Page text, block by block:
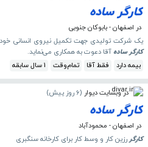
کارگر ساده
در اصفهان - بابوکان جنوبی
یک شرکت تولیدی جهت تکمیل نیروی انسانی
کارگر سادهآقا دعوت به همکاری می‌نماید.
بیمه دارد
فقط آقا تمام‌وقت 1 سال سابقه
در وبسایت دیوار (6 روز پیش )
کارگر ساده
در اصفهان - محمودآباد
کارگر رزین کار و ‌وسط کار برای کارخانه سنگبری